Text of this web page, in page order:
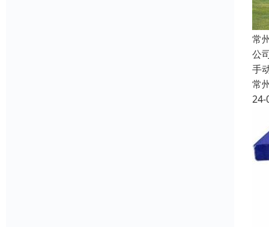
常
公
手
常
24-